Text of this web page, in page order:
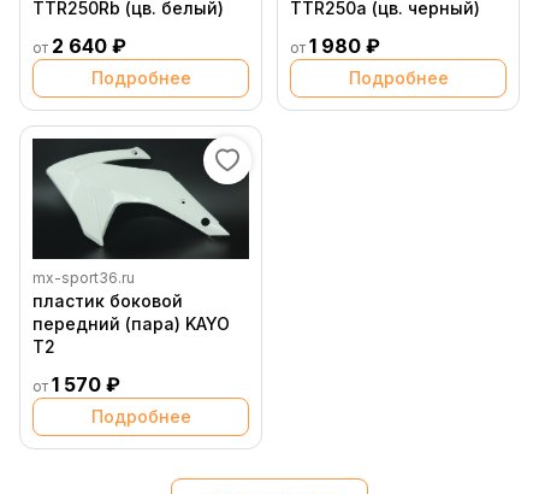
TTR250Rb (цв. белый)
от 2 640 ₽
Подробнее
TTR250a (цв. черный)
от 1 980 ₽
Подробнее
mx-sport36.ru
пластик боковой
передний (пара) KAYO
T2
от 1 570 ₽
Подробнее